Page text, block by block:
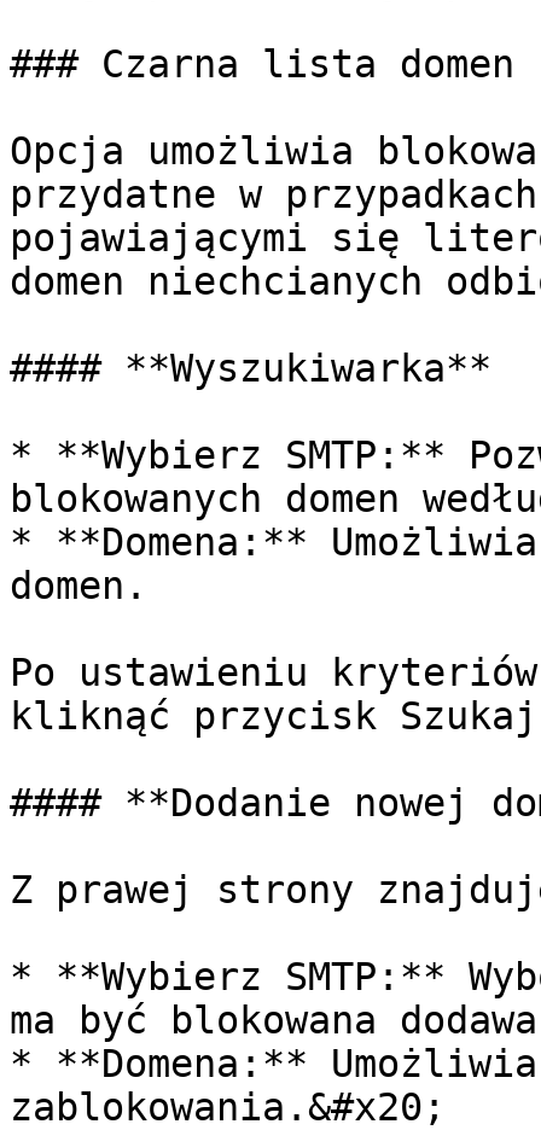
### Czarna lista domen
Opcja umożliwia
przydatne w
pojawiającymi się
domen niechcianych
#### **Wyszukiwarka**
* **Wybierz SMTP:**
blokowanych domen
* **Domena:**
domen.
Po ustawieniu
kliknąć przycisk
#### **Dodanie nowej
Z prawej strony
* **Wybierz SMTP:**
ma być blokowana
* **Domena:** Umożliwia
zablokowania.&#x20;